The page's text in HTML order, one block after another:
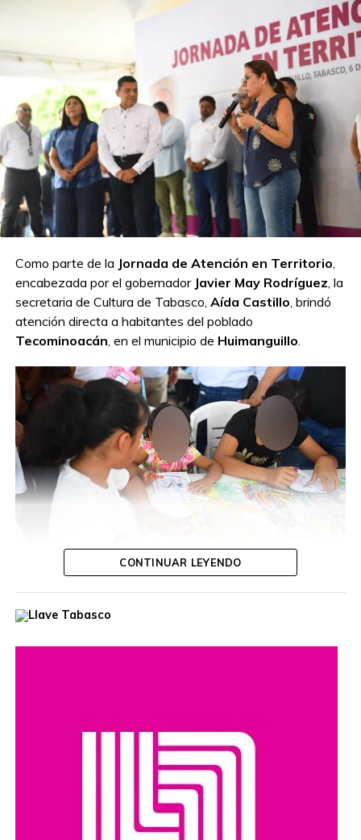
Como parte de la Jornada de Atención en Territorio,
encabezada por el gobernador Javier May Rodríguez, la
secretaria de Cultura de Tabasco, Aída Castillo, brindó
atención directa a habitantes del poblado
Tecominoacán, en el municipio de Huimanguillo.
Durante la jornada, la funcionaria escuchó las inquietudes
de las y los ciudadanos, ofreció orientación personalizada
autoridades y la población, además de reafirmar el
compromiso de impulsar acciones y programas que
promuevan el acceso a la cultura y el desarrollo de las
comunidades en todo el estado.
CONTINUAR LEYENDO